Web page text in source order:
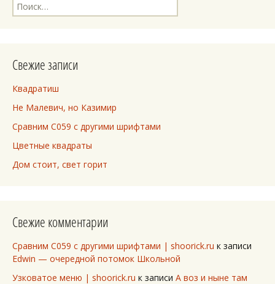
Свежие записи
Квадратиш
Не Малевич, но Казимир
Сравним C059 с другими шрифтами
Цветные квадраты
Дом стоит, свет горит
Свежие комментарии
Сравним C059 с другими шрифтами | shoorick.ru к записи
Edwin — очередной потомок Школьной
Узковатое меню | shoorick.ru к записи А воз и ныне там